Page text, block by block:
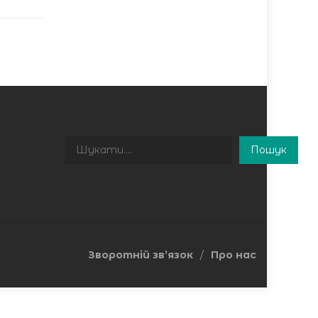
Пошук
Пошук
Зворотній зв’язок Про нас